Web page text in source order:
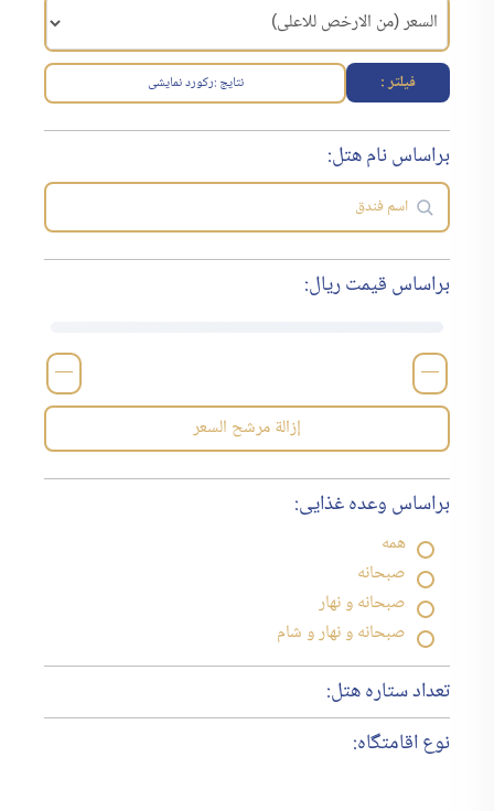
فیلتر : نتایج :رکورد نمایشی
براساس نام هتل:
براساس قیمت ریال:
—
—
إزالة مرشح السعر
براساس وعده غذایی:
همه
صبحانه
صبحانه و نهار
صبحانه و نهار و شام
تعداد ستاره هتل:
نوع اقامتگاه: